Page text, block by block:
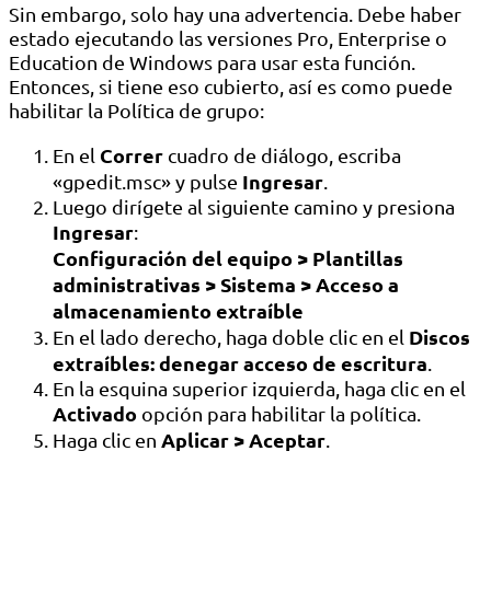
Sin embargo, solo hay una advertencia. Debe haber
estado ejecutando las versiones Pro, Enterprise o
Education de Windows para usar esta función.
Entonces, si tiene eso cubierto, así es como puede
habilitar la Política de grupo:
En el Correr cuadro de diálogo, escriba
«gpedit.msc» y pulse Ingresar
Luego dirígete al siguiente camino y presiona
Ingresar:
Configuración del equipo > Plantillas
administrativas > Sistema > Acceso a
almacenamiento extraíble
En el lado derecho, haga doble clic en el Discos
extraíbles: denegar acceso de escritura
En la esquina superior izquierda, haga clic en el
Activado opción para habilitar la política.
Haga clic en Aplicar > Aceptar